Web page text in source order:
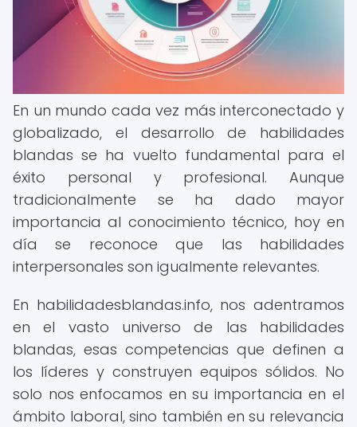
En un mundo cada vez más interconectado y
globalizado, el desarrollo de habilidades
blandas se ha vuelto fundamental para el
éxito personal y profesional. Aunque
tradicionalmente se ha dado mayor
importancia al conocimiento técnico, hoy en
día se reconoce que las habilidades
interpersonales son igualmente relevantes.
En habilidadesblandas.info, nos adentramos
en el vasto universo de las habilidades
blandas, esas competencias que definen a
los líderes y construyen equipos sólidos. No
solo nos enfocamos en su importancia en el
ámbito laboral, sino también en su relevancia